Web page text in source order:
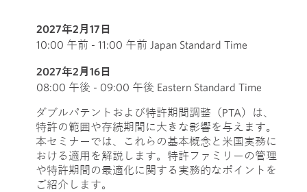
2027年2月17日
10:00 午前 - 11:00 午前 Japan Standard Time
2027年2月16日
08:00 午後 - 09:00 午後 Eastern Standard Time
ダブルパテントおよび特許期間調整（PTA）は、
特許の範囲や存続期間に大きな影響を与えます。
本セミナーでは、これらの基本概念と米国実務に
おける適用を解説します。特許ファミリーの管理
や特許期間の最適化に関する実務的なポイントを
ご紹介します。